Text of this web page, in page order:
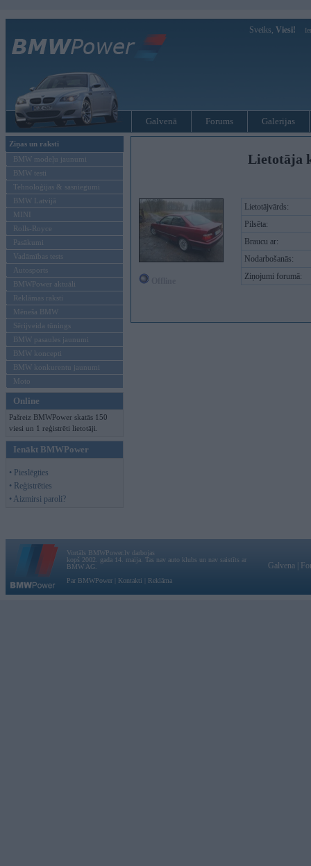
Sveiks, Viesi!
Galvenā Forums Galerijas
Ziņas un raksti
BMW modeļu jaunumi
BMW testi
Tehnoloģijas & sasniegumi
BMW Latvijā
MINI
Rolls-Royce
Pasākumi
Vadāmības tests
Autosports
BMWPower aktuāli
Reklāmas raksti
Mēneša BMW
Sērijveida tūnings
BMW pasaules jaunumi
BMW koncepti
BMW konkurentu jaunumi
Moto
Online
Pašreiz BMWPower skatās 150
viesi un 1 reģistrēti lietotāji.
Ienākt BMWPower
• Pieslēgties
• Reģistrēties
• Aizmirsi paroli?
Lietotāja
Lietotājvārds:
Pilsēta:
Braucu ar:
Nodarbošanās:
Ziņojumi forumā:
Vortāls BMWPower.lv darbojas
kopš 2002. gada 14. maija. Tas nav auto klubs un nav saistīts ar
BMW AG.
Par BMWPower
Kontakti Reklāma
Galvena